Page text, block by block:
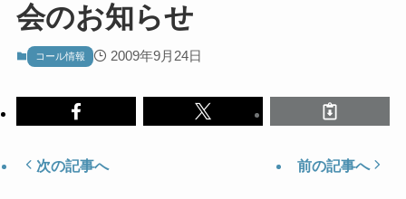
会のお知らせ
コール情報 2009年9月24日
次の記事へ 前の記事へ